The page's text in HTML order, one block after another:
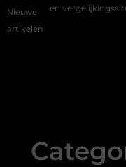
Nieuwe
artikelen